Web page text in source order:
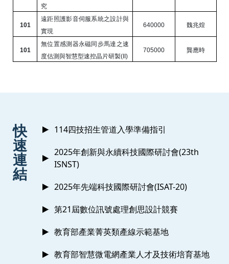
究
101
遠距照護影音伺服系統之設計與
實現
640000 魏兆煌
101
無位置感測器永磁同步馬達之速
度估測與智慧型速控晶片研製(II)
705000 龔應時
快
速
連
結
114四技招生管道入學準備指引
2025年創新與永續科技國際研討會(23th
ISNST)
2025年先端科技國際研討會(ISAT-20)
第21屆數位訊號處理創思設計競賽
教育部產業菁英類產線示範基地
教育部智慧微電網產業人才及技術培育基地